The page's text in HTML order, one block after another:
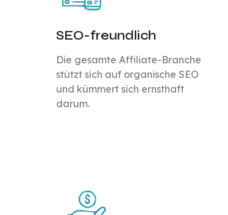
SEO-freundlich
Die gesamte Affiliate-Branche
stützt sich auf organische SEO
und kümmert sich ernsthaft
darum.